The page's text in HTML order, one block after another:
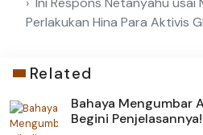
Perlakukan Hina Para Aktivis
Related
Bahaya Mengumbar
Begini Penjelasannya!